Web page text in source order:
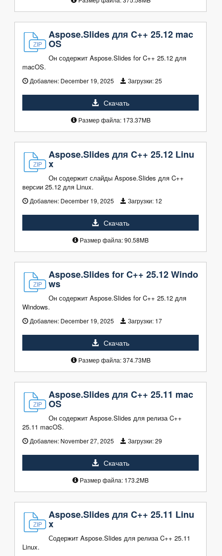
Aspose.Slides для C++ 25.12 mac
OS
Он содержит Aspose.Slides for C++ 25.12 для
macOS.
Добавлен: December 19, 2025 Загрузки:25
Скачать
Размер файла: 173.37MB
Aspose.Slides для C++ 25.12 Linu
x
Он содержит слайды Aspose.Slides для C++
версии 25.12 для Linux.
Добавлен: December 19, 2025 Загрузки: 12
Скачать
Размер файла: 90.58MB
Aspose.Slides for C++ 25.12 Windo
ws
Он содержит Aspose.Slides for C++ 25.12 для
Windows.
Добавлен: December 19, 2025 Загрузки: 17
Скачать
Размер файла: 374.73MB
Aspose.Slides для C++ 25.11 mac
OS
Он содержит Aspose.Slides для релиза C++
25.11 macOS.
Добавлен: November 27, 2025 Загрузки:29
Скачать
Размер файла: 173.2MB
Aspose.Slides для C++ 25.11 Linu
x
Содержит Aspose.Slides для релиза C++ 25.11
Linux.